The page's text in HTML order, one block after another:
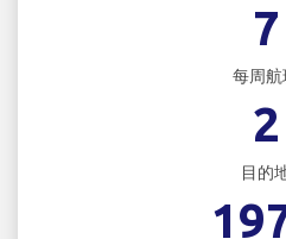
7
每周航
2
目的